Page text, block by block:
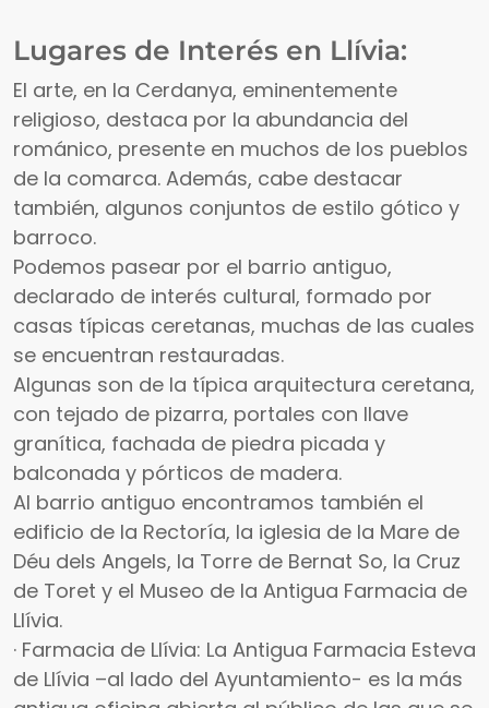
Lugares de Interés en Llívia:
El arte, en la Cerdanya, eminentemente
religioso, destaca por la abundancia del
románico, presente en muchos de los pueblos
de la comarca. Además, cabe destacar
también, algunos conjuntos de estilo gótico y
barroco.
Podemos pasear por el barrio antiguo,
declarado de interés cultural, formado por
casas típicas ceretanas, muchas de las cuales
se encuentran restauradas.
Algunas son de la típica arquitectura ceretana,
con tejado de pizarra, portales con llave
granítica, fachada de piedra picada y
balconada y pórticos de madera.
Al barrio antiguo encontramos también el
edificio de la Rectoría, la iglesia de la Mare de
Déu dels Angels, la Torre de Bernat So, la Cruz
de Toret y el Museo de la Antigua Farmacia de
Llívia.
· Farmacia de Llívia: La Antigua Farmacia Esteva
de Llívia –al lado del Ayuntamiento- es la más